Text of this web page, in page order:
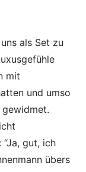
als Set zu
mit
und umso
gut, ich
übers